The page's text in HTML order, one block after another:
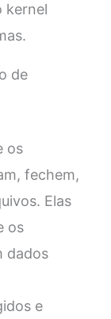
kernel
de
os
fechem,
Elas
os
dados
e